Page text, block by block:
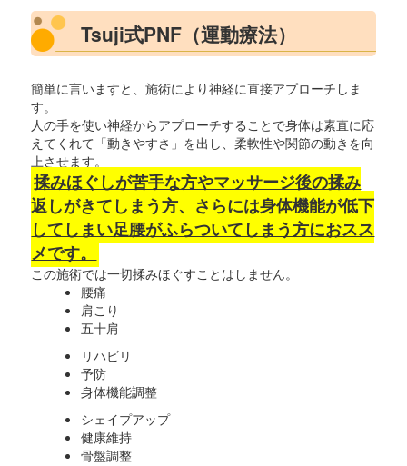
Tsuji式PNF（運動療法）
簡単に言いますと、施術により神経に直接アプローチしま
す。
人の手を使い神経からアプローチすることで身体は素直に応
えてくれて「動きやすさ」を出し、柔軟性や関節の動きを向
上させます。
揉みほぐしが苦手な方やマッサージ後の揉み
返しがきてしまう方、さらには身体機能が低下
してしまい足腰がふらついてしまう方におスス
メです。
この施術では一切揉みほぐすことはしません。
腰痛
肩こり
五十肩
リハビリ
予防
身体機能調整
シェイプアップ
健康維持
骨盤調整